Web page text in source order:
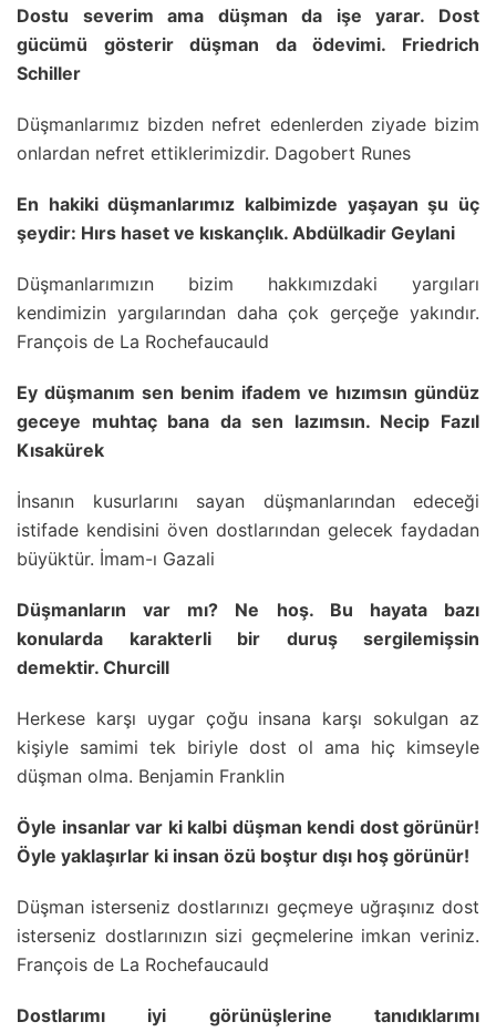
Dostu severim ama düşman da işe yarar. Dost
gücümü gösterir düşman da ödevimi. Friedrich
Schiller
Düşmanlarımız bizden nefret edenlerden ziyade bizim
onlardan nefret ettiklerimizdir. Dagobert Runes
En hakiki düşmanlarımız kalbimizde yaşayan şu üç
şeydir: Hırs haset ve kıskançlık. Abdülkadir Geylani
Düşmanlarımızın bizim hakkımızdaki yargıları
kendimizin yargılarından daha çok gerçeğe yakındır.
François de La Rochefaucauld
Ey düşmanım sen benim ifadem ve hızımsın gündüz
geceye muhtaç bana da sen lazımsın. Necip Fazıl
Kısakürek
İnsanın kusurlarını sayan düşmanlarından edeceği
istifade kendisini öven dostlarından gelecek faydadan
büyüktür. İmam-ı Gazali
Düşmanların var mı? Ne hoş. Bu hayata bazı
konularda karakterli bir duruş sergilemişsin
demektir. Churcill
Herkese karşı uygar çoğu insana karşı sokulgan az
kişiyle samimi tek biriyle dost ol ama hiç kimseyle
düşman olma. Benjamin Franklin
Öyle insanlar var ki kalbi düşman kendi dost görünür!
Öyle yaklaşırlar ki insan özü boştur dışı hoş görünür!
Düşman isterseniz dostlarınızı geçmeye uğraşınız dost
isterseniz dostlarınızın sizi geçmelerine imkan veriniz.
François de La Rochefaucauld
Dostlarımı iyi görünüşlerine tanıdıklarımı